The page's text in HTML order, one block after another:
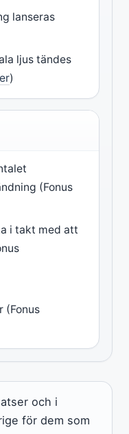
lanseras
ljus tändes
)
(Fonus
i takt med att
(Fonus
och i
för dem som